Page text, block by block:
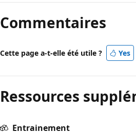
lecture
désactivé
Commentaires
Cette page a-t-elle été utile ? Yes
Ressources
Entrainement